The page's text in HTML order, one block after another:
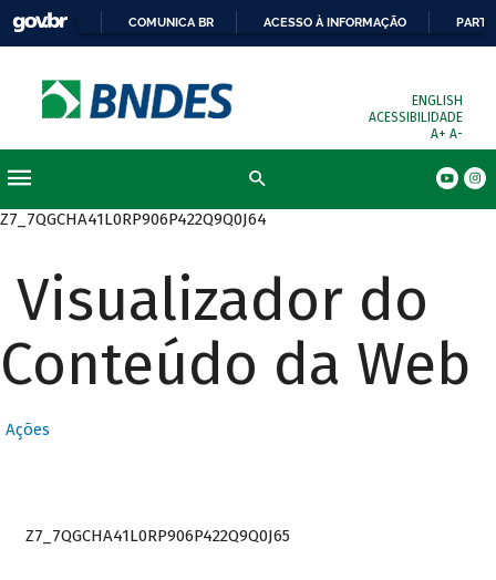
COMUNICA BR ACESSO À INFORMAÇÃO
ENGLISH
ACESSIBILIDADE
A+ A-
Z7_7QGCHA41L0RP906P422Q9Q0J64
Visualizador do
Conteúdo da Web
Ações
Z7_7QGCHA41L0RP906P422Q9Q0J65